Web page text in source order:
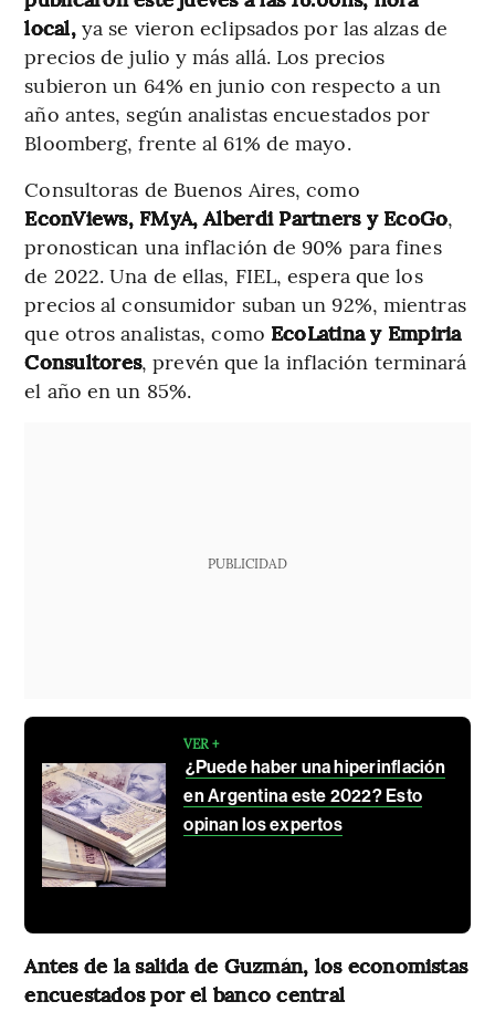
local,ya se vieron eclipsados por las alzas de
precios de julio y más allá. Los precios
subieron un 64% en junio con respecto a un
año antes, según analistas encuestados por
Bloomberg, frente al 61% de mayo.
Consultoras de Buenos Aires, como
EconViews, FMyA, Alberdi Partners y EcoGo,
pronostican una inflación de 90% para fines
de 2022. Una de ellas, FIEL, espera que los
precios al consumidor suban un 92%, mientras
que otros analistas, como EcoLatina y Empiria
Consultores, prevén que la inflación terminará
el año en un 85%.
PUBLICIDAD
VER +
¿Puede haber una hiperinflación
en Argentina este 2022? Esto
opinan los expertos
Antes de la salida de Guzmán, los economistas
encuestados por el banco central